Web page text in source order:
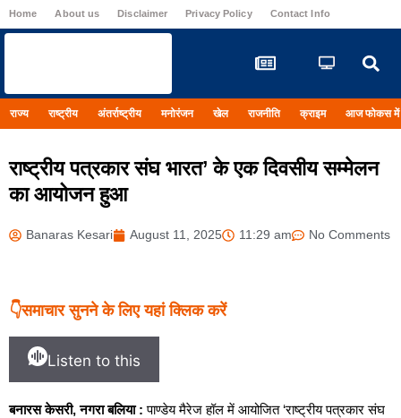
Home About us Disclaimer Privacy Policy Contact Info
राज्य राष्ट्रीय अंतर्राष्ट्रीय मनोरंजन खेल राजनीति क्राइम आज फोकस में
राष्ट्रीय पत्रकार संघ भारत’ के एक दिवसीय सम्मेलन
का आयोजन हुआ
Banaras Kesari August 11, 2025 11:29 am No Comments
👇समाचार सुनने के लिए यहां क्लिक करें
Listen to this
बनारस केसरी, नगरा बलिया : पाण्डेय मैरेज हॉल में आयोजित ‘राष्ट्रीय पत्रकार संघ